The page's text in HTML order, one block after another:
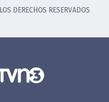
DERECHOS RESERVADOS